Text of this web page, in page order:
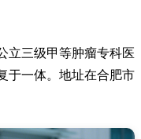
立三级甲等肿瘤专科医
于一体。地址在合肥市